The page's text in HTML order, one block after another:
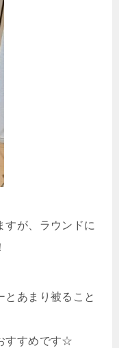
すが、ラウンドに
とあまり被ること
すすめです☆